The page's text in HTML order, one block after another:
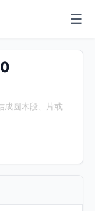
☰
成圆木段、片或